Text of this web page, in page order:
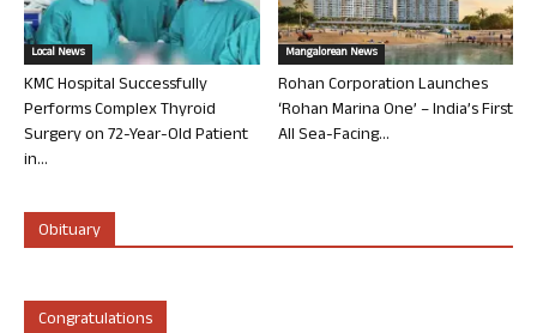
Local News
KMC Hospital Successfully
Performs Complex Thyroid
Surgery on 72-Year-Old Patient
in...
Mangalorean News
Rohan Corporation Launches
‘Rohan Marina One’ – India’s First
All Sea-Facing...
Obituary
Congratulations